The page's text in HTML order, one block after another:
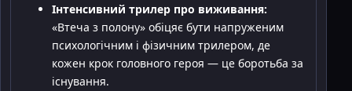
Інтенсивний трилер про виживання:
«Втеча з полону» обіцяє бути напруженим
психологічним і фізичним трилером, де
кожен крок головного героя — це боротьба за
існування.